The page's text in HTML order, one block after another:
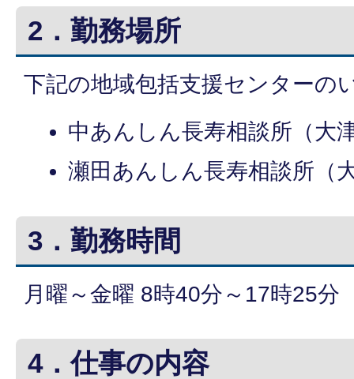
2．勤務場所
下記の地域包括支援センターの
中あんしん長寿相談所（大
瀬田あんしん長寿相談所（
3．勤務時間
月曜～金曜 8時40分～17時25分
4．仕事の内容